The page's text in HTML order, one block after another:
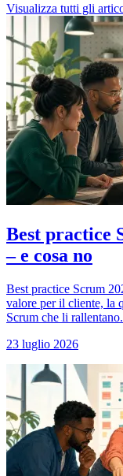
Visualizza tutti gli
Best practice
– e cosa no
Best practice Scrum
valore per il cliente, la
Scrum che li rallentano.
23 luglio 2026